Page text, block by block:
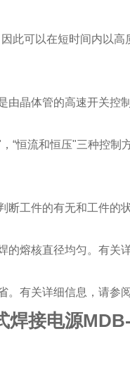
此可以在短时间内以高
晶体管的高速开关控
“恒流和恒压"三种控制
工件的有无和工件的状
熔核直径均匀。有关
有关详细信息，请参阅
焊接电源